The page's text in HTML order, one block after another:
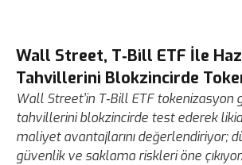
Wall Street, T‑Bill ETF İle
Tahvillerini Blokzincirde
Wall Street’in T‑Bill ETF tokenizasyon
tahvillerini blokzincirde test ederek
maliyet avantajlarını değerlendiriyor;
güvenlik ve saklama riskleri öne çıkıyor.